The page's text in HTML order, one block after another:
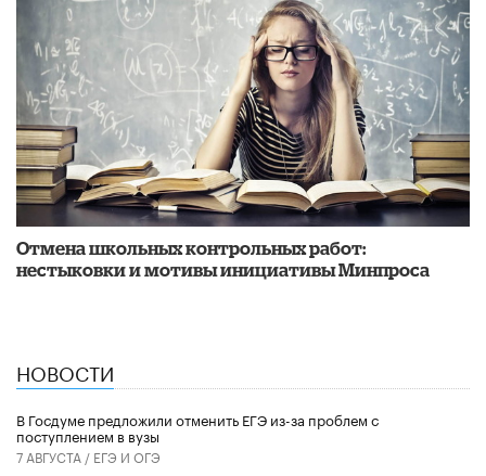
Отмена школьных контрольных работ:
нестыковки и мотивы инициативы Минпроса
НОВОСТИ
В Госдуме предложили отменить ЕГЭ из-за проблем с
поступлением в вузы
7 АВГУСТА / ЕГЭ И ОГЭ